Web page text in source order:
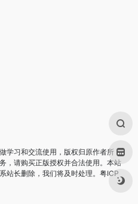
学习和交流使用，版权归原作者所
，请购买正版授权并合法使用。本站
站长删除，我们将及时处理。 粤ICP